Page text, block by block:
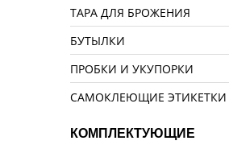
ТАРА ДЛЯ БРОЖЕНИЯ
БУТЫЛКИ
ПРОБКИ И УКУПОРКИ
САМОКЛЕЮЩИЕ ЭТИКЕТКИ
КОМПЛЕКТУЮЩИЕ